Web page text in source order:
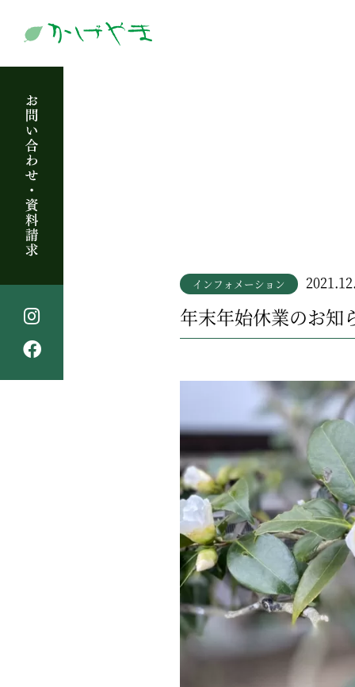
インフォメーション
年末年始休業のお知